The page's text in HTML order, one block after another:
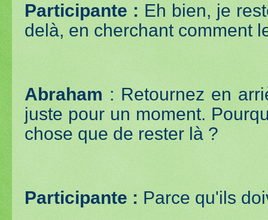
Participante : Eh bien, je
delà, en cherchant comment
Abraham : Retournez en
juste pour un moment.
chose que de rester là ?
Participante : Parce qu'ils